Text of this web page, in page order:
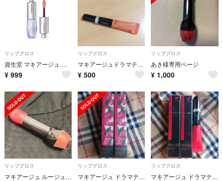
リップグロス
資生堂 マキアージュ エッセンスグラマラスルージュ RS599
¥ 999
リップグロス
マキアージュドラマティックリップティント
¥ 500
リップグロス
あき様専用ページ
¥ 1,000
リップグロス
マキアージュ ルージュエナメルグラマー RD387
リップグロス
マキアージュ ドラマティックリップティント
リップグロス
マキアージュ ドラマティックリップティントRD302(３点セット)